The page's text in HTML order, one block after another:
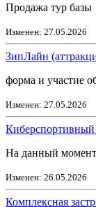
Продажа тур базы
Изменен: 27.05.2026
ЗипЛайн
форма и участие
Изменен: 27.05.2026
На данный момент
Изменен: 26.05.2026
Комплексная